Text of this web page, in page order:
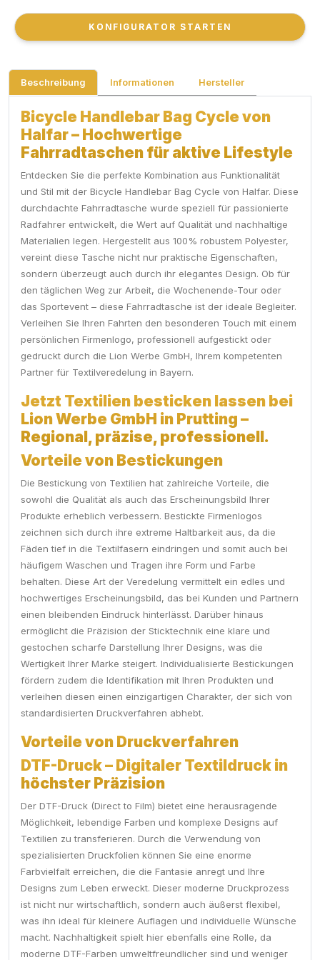
KONFIGURATOR STARTEN
KONFIGURATOR STARTEN
Beschreibung Informationen Hersteller
Bicycle Handlebar Bag Cycle von
Halfar – Hochwertige
Fahrradtaschen für aktive Lifestyle
Entdecken Sie die perfekte Kombination aus Funktionalität
und Stil mit der Bicycle Handlebar Bag Cycle von Halfar. Diese
durchdachte Fahrradtasche wurde speziell für passionierte
Radfahrer entwickelt, die Wert auf Qualität und nachhaltige
Materialien legen. Hergestellt aus 100% robustem Polyester,
vereint diese Tasche nicht nur praktische Eigenschaften,
sondern überzeugt auch durch ihr elegantes Design. Ob für
den täglichen Weg zur Arbeit, die Wochenende-Tour oder
das Sportevent – diese Fahrradtasche ist der ideale Begleiter.
Verleihen Sie Ihren Fahrten den besonderen Touch mit einem
persönlichen Firmenlogo, professionell aufgestickt oder
gedruckt durch die Lion Werbe GmbH, Ihrem kompetenten
Partner für Textilveredelung in Bayern.
Jetzt Textilien besticken lassen bei
Lion Werbe GmbH in Prutting –
Regional, präzise, professionell.
Vorteile von Bestickungen
Die Bestickung von Textilien hat zahlreiche Vorteile, die
sowohl die Qualität als auch das Erscheinungsbild Ihrer
Produkte erheblich verbessern. Bestickte Firmenlogos
zeichnen sich durch ihre extreme Haltbarkeit aus, da die
Fäden tief in die Textilfasern eindringen und somit auch bei
häufigem Waschen und Tragen ihre Form und Farbe
behalten. Diese Art der Veredelung vermittelt ein edles und
hochwertiges Erscheinungsbild, das bei Kunden und Partnern
einen bleibenden Eindruck hinterlässt. Darüber hinaus
ermöglicht die Präzision der Sticktechnik eine klare und
gestochen scharfe Darstellung Ihrer Designs, was die
Wertigkeit Ihrer Marke steigert. Individualisierte Bestickungen
fördern zudem die Identifikation mit Ihren Produkten und
verleihen diesen einen einzigartigen Charakter, der sich von
standardisierten Druckverfahren abhebt.
Vorteile von Druckverfahren
DTF-Druck – Digitaler Textildruck in
höchster Präzision
Der DTF-Druck (Direct to Film) bietet eine herausragende
Möglichkeit, lebendige Farben und komplexe Designs auf
Textilien zu transferieren. Durch die Verwendung von
spezialisierten Druckfolien können Sie eine enorme
Farbvielfalt erreichen, die die Fantasie anregt und Ihre
Designs zum Leben erweckt. Dieser moderne Druckprozess
ist nicht nur wirtschaftlich, sondern auch äußerst flexibel,
was ihn ideal für kleinere Auflagen und individuelle Wünsche
macht. Nachhaltigkeit spielt hier ebenfalls eine Rolle, da
moderne DTF-Farben umweltfreundlicher sind und weniger